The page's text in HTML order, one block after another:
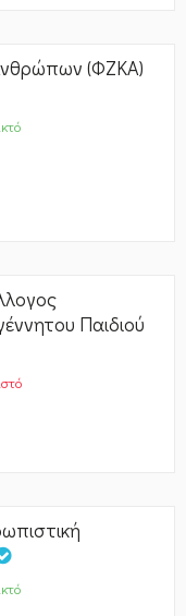
(ΦΖΚΑ)
Παιδιού